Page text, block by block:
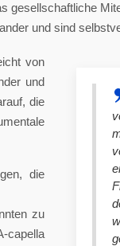
und sind
von
und
die
die
zu
capella